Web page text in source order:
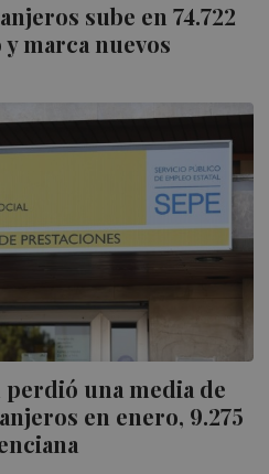
sube en 74.722
marca nuevos
una media de
en enero, 9.275